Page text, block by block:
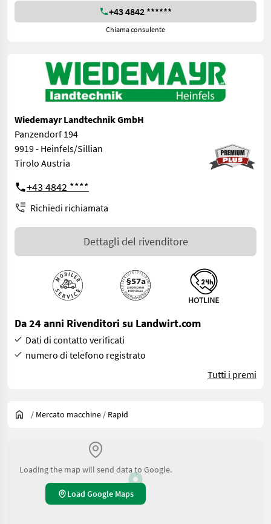
+43 4842 ******
Chiama consulente
Wiedemayr Landtechnik GmbH
Panzendorf 194
9919 - Heinfels/Sillian
Tirolo Austria
+43 4842 ****
Richiedi richiamata
Dettagli del rivenditore
Da 24 anni Rivenditori su Landwirt.com
Dati di contatto verificati
numero di telefono registrato
Tutti i premi
/ Mercato macchine / Rapid
Loading the map will send data to Google.
Load Google Maps